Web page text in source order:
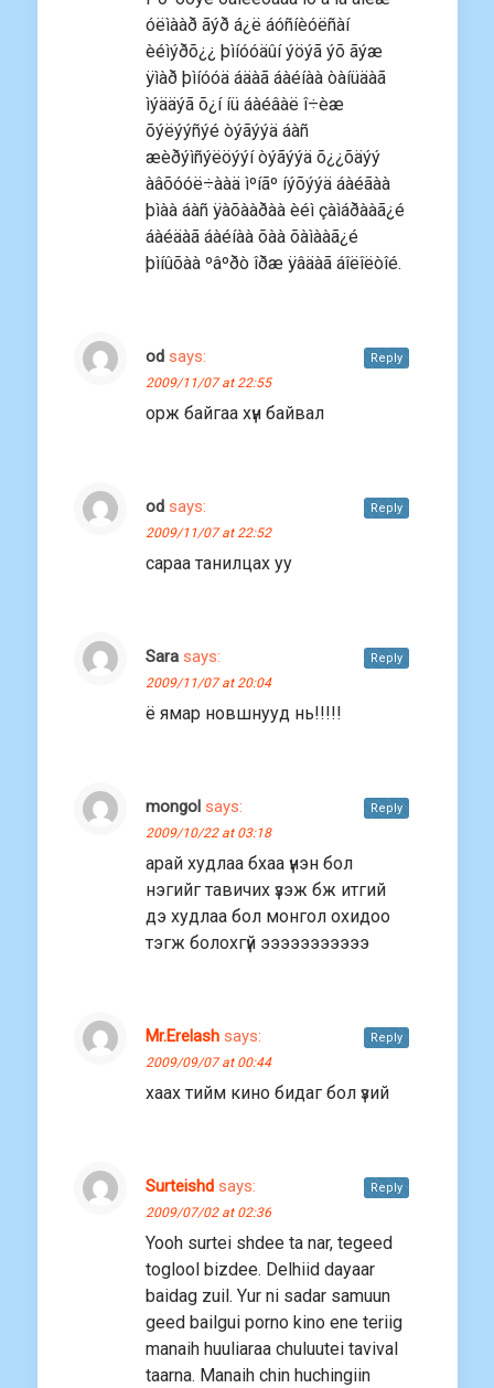
óëìààð ãýð á¿ë áóñíèóëñàí
èéìýðõ¿¿ þìíóóäûí ýöýã ýõ ãýæ
ÿìàð þìíóóä áäàã áàéíàà òàíüäàã
ìýääýã õ¿í íü áàéâàë î÷èæ
õýëýýñýé òýãýýä áàñ
æèðýìñýëöýýí òýãýýä õ¿¿õäýý
àâõóóë÷ààä ìºíãº íýõýýä áàéãàà
þìàà áàñ ÿàõààðàà èéì çàìáðààã¿é
áàéäàã áàéíàà õàà õàìààã¿é
þìíûõàà ºâºðò îðæ ÿâäàã áîëîëòîé.
od says:
2009/11/07 at 22:55
орж байгаа хүн байвал
Reply
od says:
2009/11/07 at 22:52
сараа танилцаx уу
Reply
Sara says:
2009/11/07 at 20:04
ё ямар новшнууд нь!!!!!
Reply
mongol says:
2009/10/22 at 03:18
арай xудлаа бxаа үнэн бол
нэгийг тавичиx үзэж бж итгий
дэ xудлаа бол монгол оxидоо
тэгж болоxгүй эээээээээээ
Reply
Mr.Erelash says:
2009/09/07 at 00:44
xааx тийм кино бидаг бол үзий
Reply
Surteishd says:
2009/07/02 at 02:36
Yooh surtei shdee ta nar, tegeed
toglool bizdee. Delhiid dayaar
baidag zuil. Yur ni sadar samuun
geed bailgui porno kino ene teriig
manaih huuliaraa chuluutei tavival
taarna. Manaih chin huchingiin
Reply